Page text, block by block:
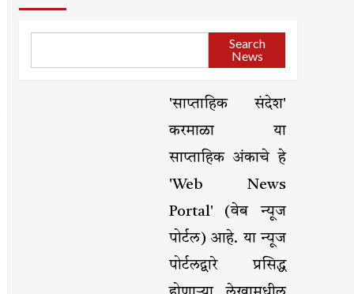
Search
News
'साप्ताहिक संदेश'
करमाळा या
साप्ताहिक अंकाचे हे
'Web News
Portal' (वेब न्यूज
पोर्टल) आहे. या न्यूज
पोर्टलद्वारे प्रसिद्ध